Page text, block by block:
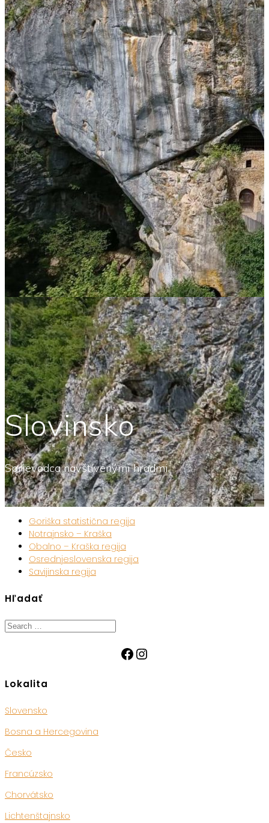
Slovinsko
Sprievodca navštívenými hradmi
Goriška statistična regija
Notrajnsko – Kraška
Obalno – Kraška regija
Osrednjeslovenska regija
Savijinska regija
Hľadať
Search
Facebook
Instagram
Lokalita
Slovensko
Bosna a Hercegovina
Česko
Francúzsko
Chorvátsko
Lichtenštajnsko